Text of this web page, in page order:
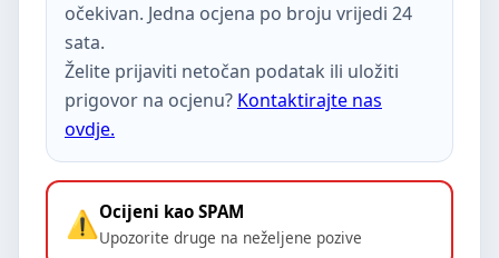
očekivan. Jedna ocjena po broju vrijedi 24
sata.
Želite prijaviti netočan podatak ili uložiti
prigovor na ocjenu? Kontaktirajte nas
ovdje.
Ocijeni kao SPAM
Upozorite druge na neželjene pozive